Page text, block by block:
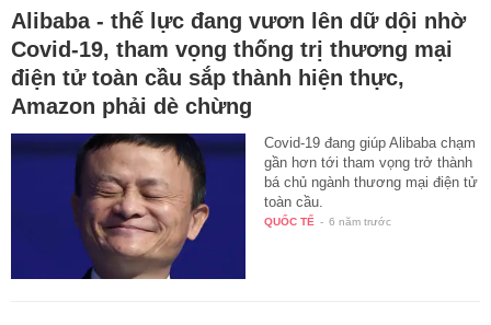
Alibaba - thế lực đang vươn lên dữ dội nhờ
Covid-19, tham vọng thống trị thương mại
điện tử toàn cầu sắp thành hiện thực,
Amazon phải dè chừng
Covid-19 đang giúp Alibaba chạm
gần hơn tới tham vọng trở thành
bá chủ ngành thương mại điện tử
toàn cầu.
QUỐC TẾ - 6 năm trước